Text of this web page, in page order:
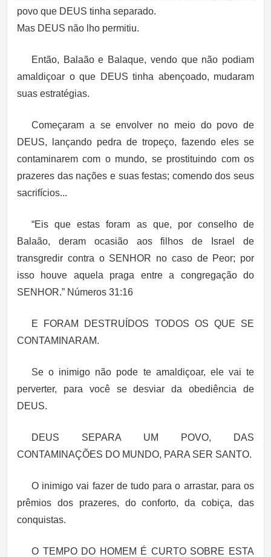
povo que DEUS tinha separado.
Mas DEUS não lho permitiu.
Então, Balaão e Balaque, vendo que não podiam
amaldiçoar o que DEUS tinha abençoado, mudaram
suas estratégias.
Começaram a se envolver no meio do povo de
DEUS, lançando pedra de tropeço, fazendo eles se
contaminarem com o mundo, se prostituindo com os
prazeres das nações e suas festas; comendo dos seus
sacrifícios...
“Eis que estas foram as que, por conselho de
Balaão, deram ocasião aos filhos de Israel de
transgredir contra o SENHOR no caso de Peor; por
isso houve aquela praga entre a congregação do
SENHOR.” Números 31:16
E FORAM DESTRUÍDOS TODOS OS QUE SE
CONTAMINARAM.
Se o inimigo não pode te amaldiçoar, ele vai te
perverter, para você se desviar da obediência de
DEUS.
DEUS SEPARA UM POVO, DAS
CONTAMINAÇÕES DO MUNDO, PARA SER SANTO.
O inimigo vai fazer de tudo para o arrastar, para os
prêmios dos prazeres, do conforto, da cobiça, das
conquistas.
O TEMPO DO HOMEM É CURTO SOBRE ESTA